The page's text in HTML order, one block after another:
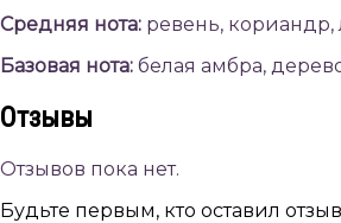
Средняя нота: ревень,
Базовая нота: белая амбра,
Отзывы
Отзывов пока нет.
Будьте первым, кто оставил